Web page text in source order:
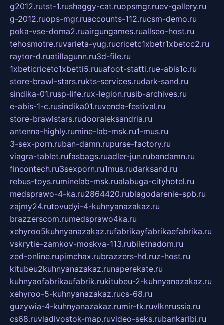
g2012.rutst-1.rushaggy-cat.ruopsmgr.ruev-gallery.ru
g-2012.ruops-mgr.ruaccounts-112.rucsm-demo.ru
poka-vse-doma2.ruairgungames.ruallseo-host.ru
tehosmotre.ruvarieta-yug.rucricetc1xbetr1xbetcc2.ru
raytor-d.ruatillagunn.ru3d-file.ru
1xbeticricetc1xbetti5.ruuafoot-statti.rue-abis1c.ru
store-brawl-stars.rukts-services.rudark-sand.ru
sindika-01.rusp-life.rux-legion.rusib-archives.ru
e-abis-1-c.rusindika01.ruvenda-festival.ru
store-brawlstars.rudooraleksandria.ru
antenna-highly.rumine-lab-msk.ru1-mus.ru
3-sex-porn.ruban-damn.rupurse-factory.ru
viagra-tablet.rufasbags.ruadler-jun.rubandamn.ru
fincontech.ru3sexporn.ru1mus.rudarksand.ru
rebus-toys.ruminelab-msk.rualabuga-cityhotel.ru
medsprawo-4-ka.ru2864420.rublagodarenie-spb.ru
zajmy24.rutovudyi-4-kuhnyanazakaz.ru
brazzerscom.rumedsprawo4ka.ru
xehyroo5kuhnyanazakaz.rufabrikayfabrikaefabrika.ru
vskrytie-zamkov-moskva-113.rubiletnadom.ru
zed-online.rupimchax.rubrazzers-hd.ruz-host.ru
kitubeu2kuhnyanazakaz.runaperekate.ru
kuhnyaofabrikaufabrik.rukitubeu-2-kuhnyanazakaz.ru
xehyroo-5-kuhnyanazakaz.rucs-68.ru
guzywia-4-kuhnyanazakaz.rumir-tk.ruvlknrussia.ru
cs68.ruvladivostok-map.ruvideo-seks.rubankaribi.ru